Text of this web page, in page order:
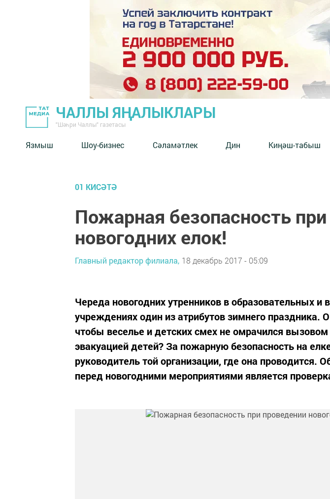
ЧАЛЛЫ ЯҢАЛЫКЛАРЫ
"Шәһри Чаллы" газетасы
Язмыш Шоу-бизнес Сәламәтлек Дин Киңәш-табыш
01 КИСӘТӘ
Пожарная безопасность
новогодних елок!
Главный редактор филиала, 18 декабрь 2017 - 05:09
Череда новогодних утренников в образовательных и
учреждениях один из атрибутов зимнего праздника.
чтобы веселье и детских смех не омрачился
эвакуацией детей? За пожарную безопасность на
руководитель той организации, где она проводится.
перед новогодними мероприятиями является